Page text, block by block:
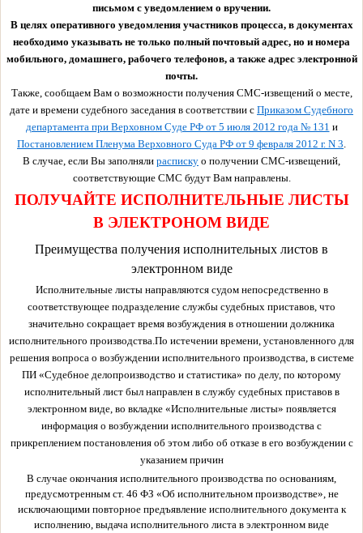
письмом с уведомлением о вручении.
В целях оперативного уведомления участников процесса, в документах
необходимо указывать не только полный почтовый адрес, но и номера
мобильного, домашнего, рабочего телефонов, а также адрес электронной
почты.
Также, сообщаем Вам о возможности получения СМС-извещений о месте,
дате и времени судебного заседания в соответствии с Приказом Судебного
департамента при Верховном Суде РФ от 5 июля 2012 года № 131 и
Постановлением Пленума Верховного Суда РФ от 9 февраля 2012 г. N 3
В случае, если Вы заполняли расписку о получении СМС-извещений,
соответствующие СМС будут Вам направлены.
ПОЛУЧАЙТЕ ИСПОЛНИТЕЛЬНЫЕ ЛИСТЫ
В ЭЛЕКТРОНОМ ВИДЕ
Преимущества получения исполнительных листов в
электронном виде
Исполнительные листы направляются судом непосредственно в
соответствующее подразделение службы судебных приставов, что
значительно сокращает время возбуждения в отношении должника
исполнительного производства.По истечении времени, установленного для
решения вопроса о возбуждении исполнительного производства, в системе
ПИ «Судебное делопроизводство и статистика» по делу, по которому
исполнительный лист был направлен в службу судебных приставов в
электронном виде, во вкладке «Исполнительные листы» появляется
информация о возбуждении исполнительного производства с
прикреплением постановления об этом либо об отказе в его возбуждении с
указанием причин
В случае окончания исполнительного производства по основаниям,
предусмотренным ст. 46 ФЗ «Об исполнительном производстве», не
исключающими повторное предъявление исполнительного документа к
исполнению, выдача исполнительного листа в электронном виде